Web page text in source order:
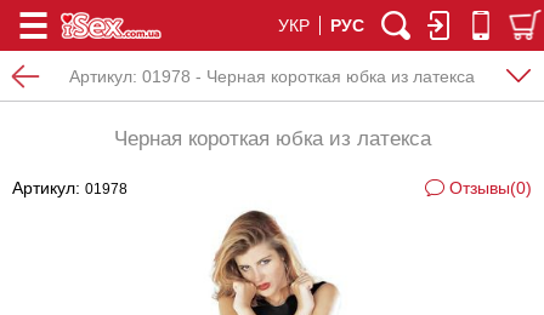
УКР РУС
Артикул: 01978 - Черная короткая юбка из латекса
Черная короткая юбка из латекса
Артикул: 01978 Отзывы(0)